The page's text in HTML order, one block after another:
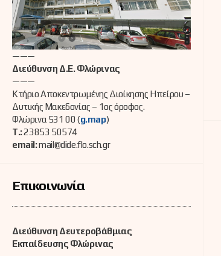
———
Διεύθυνση Δ.Ε. Φλώρινας
———
Κτήριο Αποκεντρωμένης Διοίκησης Ηπείρου –
Δυτικής Μακεδονίας – 1ος όροφος.
Φλώρινα 531 00 (g.map)
Τ.:23853 50574
email:mail@dide.flo.sch.gr
Επικοινωνία
Διεύθυνση Δευτεροβάθμιας
Εκπαίδευσης Φλώρινας